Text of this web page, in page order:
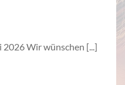
2026 Wir wünschen [...]